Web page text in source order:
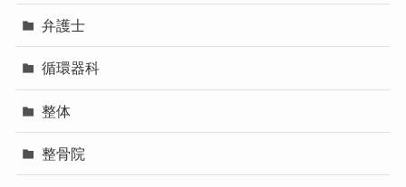
弁護士
循環器科
整体
整骨院